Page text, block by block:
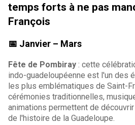
temps forts à ne pas
François
📅 Janvier – Mars
Fête de Pombiray : cette
indo-guadeloupéenne est l'un des
les plus emblématiques de Saint-
cérémonies traditionnelles,
animations permettent de
de l'histoire de la Guadeloupe.